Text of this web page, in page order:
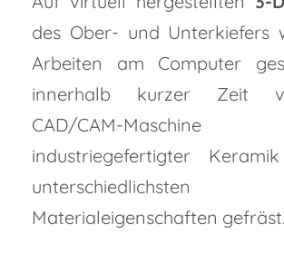
des Ober- und Unterkiefers
Arbeiten am Computer
innerhalb kurzer Zeit
CAD/CAM-
industriegefertigter
unterschiedlichsten
Materialeigenschaften gefräst.